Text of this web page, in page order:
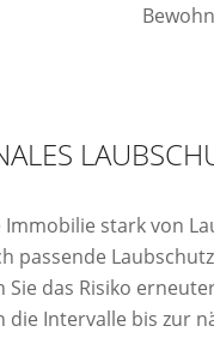
Immobilie stark von
passende
Sie das Risiko
die Intervalle bis zur